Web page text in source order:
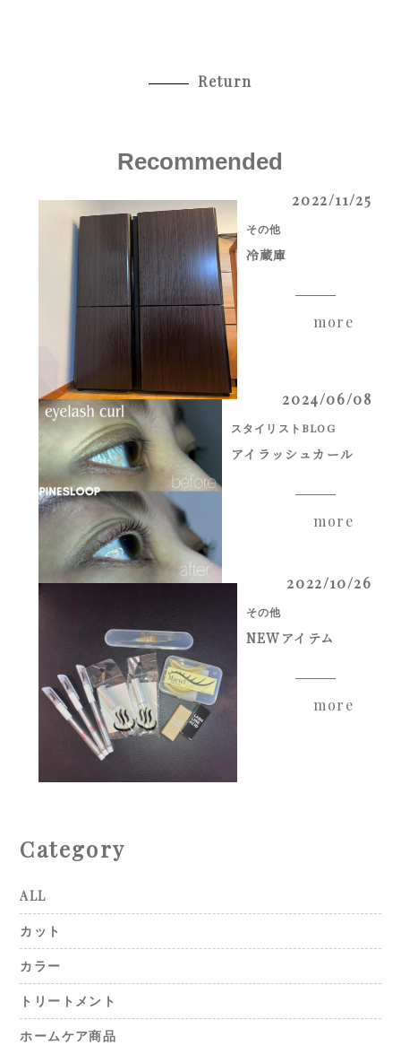
Return
Recommended
2022/11/25
その他
冷蔵庫
more
2024/06/08
スタイリストBLOG
アイラッシュカール
more
2022/10/26
その他
NEWアイテム
more
Category
ALL
カット
カラー
トリートメント
ホームケア商品